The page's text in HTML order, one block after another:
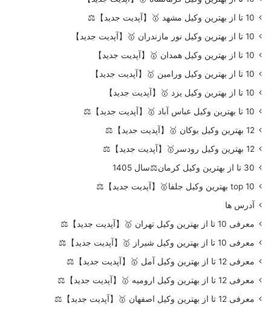
10 تا از بهترین وکیل مشهد 🥇【آپدیت جدید】⚖️
10 تا از بهترین وکیل نور مازندران 🥇【آپدیت جدید】
10 تا از بهترین وکیل همدان 🥇【آپدیت جدید】
10 تا از بهترین وکیل ورامین 🥇【آپدیت جدید】
10 تا از بهترین وکیل یزد 🥇【آپدیت جدید】
10 تا بهترین وکیل عباس آباد 🥇【آپدیت جدید】⚖️
12 بهترین وکیل بوکان 🥇【آپدیت جدید】⚖️
12 بهترین وکیل رودسر🥇【آپدیت جدید】⚖️
30 تا از بهترین وکیل کرمان⚖️سال 1405
top 10 بهترین وکیل جلفا🥇【آپدیت جدید】⚖️
آدرس ها
معرفی 10 تا از بهترین وکیل تهران 🥇【آپدیت جدید】⚖️
معرفی 10 تا از بهترین وکیل شیراز 🥇【آپدیت جدید】⚖️
معرفی 12 تا از بهترین وکیل آمل 🥇【آپدیت جدید】⚖️
معرفی 12 تا از بهترین وکیل ارومیه 🥇【آپدیت جدید】⚖️
معرفی 12 تا از بهترین وکیل اصفهان 🥇【آپدیت جدید】⚖️